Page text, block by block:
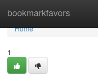
bookmarkfavors
Home
Home
1